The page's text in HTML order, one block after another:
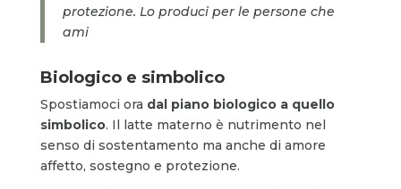
protezione. Lo produci per le persone che
ami
Biologico e simbolico
Spostiamoci ora dal piano biologico a quello
simbolico. Il latte materno è nutrimento nel
senso di sostentamento ma anche di amore
affetto, sostegno e protezione.